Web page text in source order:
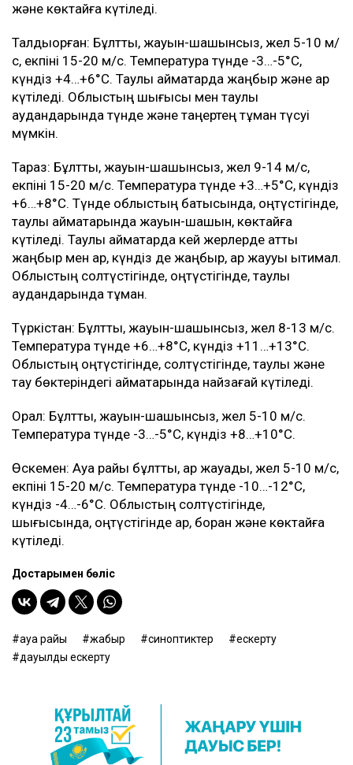
және көктайғақ күтіледі.
Талдықорған: Бұлтты, жауын-шашынсыз, жел 5-10 м/
с, екпіні 15-20 м/с. Температура түнде -3…-5°C,
күндіз +4…+6°C. Таулы аймақтарда жаңбыр және қар
күтіледі. Облыстың шығысы мен таулы
аудандарында түнде және таңертең тұман түсуі
мүмкін.
Тараз: Бұлтты, жауын-шашынсыз, жел 9-14 м/с,
екпіні 15-20 м/с. Температура түнде +3…+5°C, күндіз
+6…+8°C. Түнде облыстың батысында, оңтүстігінде,
таулы аймақтарында жауын-шашын, көктайғақ
күтіледі. Таулы аймақтарда кей жерлерде қатты
жаңбыр мен қар, күндіз де жаңбыр, қар жаууы ықтимал.
Облыстың солтүстігінде, оңтүстігінде, таулы
аудандарында тұман.
Түркістан: Бұлтты, жауын-шашынсыз, жел 8-13 м/с.
Температура түнде +6…+8°C, күндіз +11…+13°C.
Облыстың оңтүстігінде, солтүстігінде, таулы және
тау бөктеріндегі аймақтарында найзағай күтіледі.
Орал: Бұлтты, жауын-шашынсыз, жел 5-10 м/с.
Температура түнде -3…-5°C, күндіз +8…+10°C.
Өскемен: Ауа райы бұлтты, қар жауады, жел 5-10 м/с,
екпіні 15-20 м/с. Температура түнде -10…-12°C,
күндіз -4…-6°C. Облыстың солтүстігінде,
шығысында, оңтүстігінде қар, боран және көктайғақ
күтіледі.
Достарыңмен бөліс
ауа райы жаңбыр синоптиктер
ескерту
дауылды ескерту